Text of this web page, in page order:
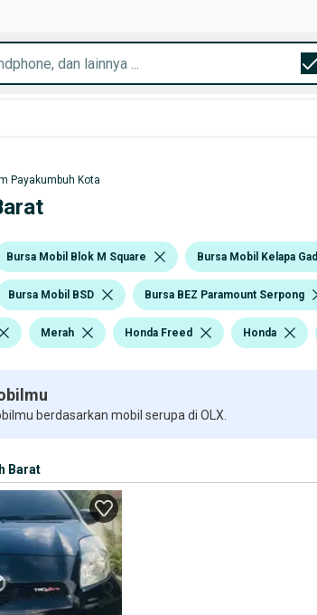
Payakumbuh Kota
Bursa Mobil Blok M Square Bursa Mobil Kelapa
Bursa Mobil BSD Bursa BEZ Paramount Serpong
Merah Honda Freed Honda
berdasarkan mobil serupa di OLX.
Barat